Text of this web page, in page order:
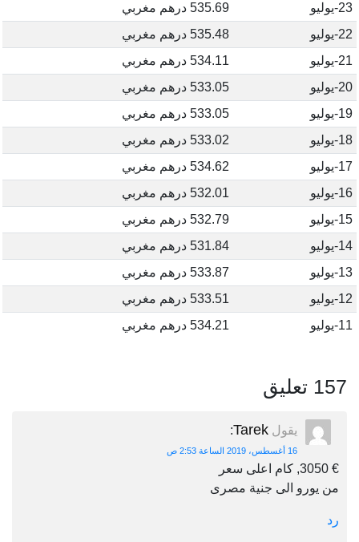
23-يوليو
535.69 درهم مغربي
22-يوليو
535.48 درهم مغربي
21-يوليو
534.11 درهم مغربي
20-يوليو
533.05 درهم مغربي
19-يوليو
533.05 درهم مغربي
18-يوليو
533.02 درهم مغربي
17-يوليو
534.62 درهم مغربي
16-يوليو
532.01 درهم مغربي
15-يوليو
532.79 درهم مغربي
14-يوليو
531.84 درهم مغربي
13-يوليو
533.87 درهم مغربي
12-يوليو
533.51 درهم مغربي
11-يوليو
534.21 درهم مغربي
157 تعليق
يقول Tarek
:
16 أغسطس، 2019 الساعة 2:53 ص
€ 3050, كام اعلى سعر
من يورو الى جنية مصرى
رد